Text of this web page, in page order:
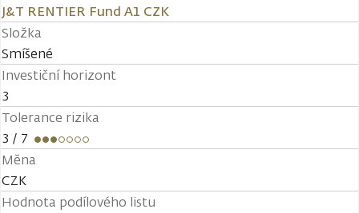
J&T RENTIER Fund A1 CZK
Složka
Smíšené
Investiční horizont
3
Tolerance rizika
3 / 7
Měna
CZK
Hodnota podílového listu